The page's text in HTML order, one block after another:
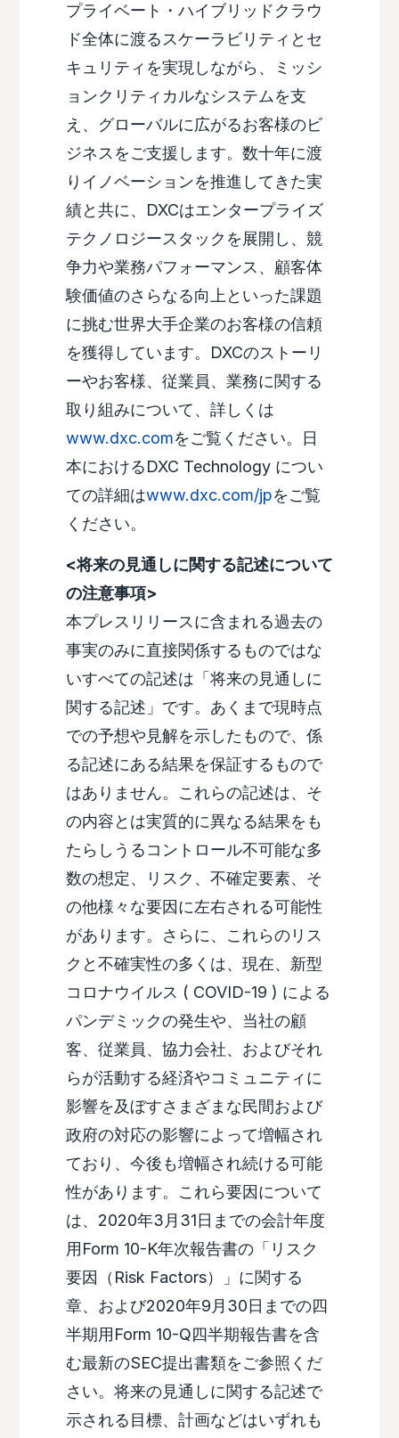
プライベート・ハイブリッドクラウ
ド全体に渡るスケーラビリティとセ
キュリティを実現しながら、ミッシ
ョンクリティカルなシステムを支
え、グローバルに広がるお客様のビ
ジネスをご支援します。数十年に渡
りイノベーションを推進してきた実
績と共に、DXCはエンタープライズ
テクノロジースタックを展開し、競
争力や業務パフォーマンス、顧客体
験価値のさらなる向上といった課題
に挑む世界大手企業のお客様の信頼
を獲得しています。DXCのストーリ
ーやお客様、従業員、業務に関する
取り組みについて、詳しくは
www.dxc.comをご覧ください。日
本におけるDXC Technology につい
ての詳細はwww.dxc.com/jpをご覧
ください。
<将来の見通しに関する記述について
の注意事項>
本プレスリリースに含まれる過去の
事実のみに直接関係するものではな
いすべての記述は「将来の見通しに
関する記述」です。あくまで現時点
での予想や見解を示したもので、係
る記述にある結果を保証するもので
はありません。これらの記述は、そ
の内容とは実質的に異なる結果をも
たらしうるコントロール不可能な多
数の想定、リスク、不確定要素、そ
の他様々な要因に左右される可能性
があります。さらに、これらのリス
クと不確実性の多くは、現在、新型
コロナウイルス ( COVID-19 ) による
パンデミックの発生や、当社の顧
客、従業員、協力会社、およびそれ
らが活動する経済やコミュニティに
影響を及ぼすさまざまな民間および
政府の対応の影響によって増幅され
ており、今後も増幅され続ける可能
性があります。これら要因について
は、2020年3月31日までの会計年度
用Form 10-K年次報告書の「リスク
要因（Risk Factors）」に関する
章、および2020年9月30日までの四
半期用Form 10-Q四半期報告書を含
む最新のSEC提出書類をご参照くだ
さい。将来の見通しに関する記述で
示される目標、計画などはいずれも